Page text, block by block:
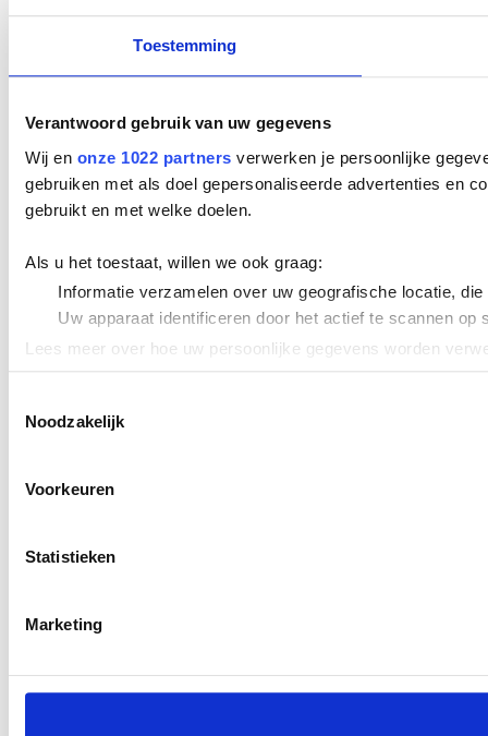
Toestemming
Verantwoord gebruik van uw gegevens
Wij en onze 1022 partners verwerken je persoonlijke
gebruiken met als doel gepersonaliseerde advertenties en
gebruikt en met welke doelen.
Als u het toestaat, willen we ook graag:
Informatie verzamelen over uw geografische locatie,
Uw apparaat identificeren door het actief te scannen op
Lees meer over hoe uw persoonlijke gegevens worden
We gebruiken cookies om content en advertenties te
verstrekt of die ze hebben verzameld op basis van uw
Noodzakelijk
Voorkeuren
Statistieken
Marketing